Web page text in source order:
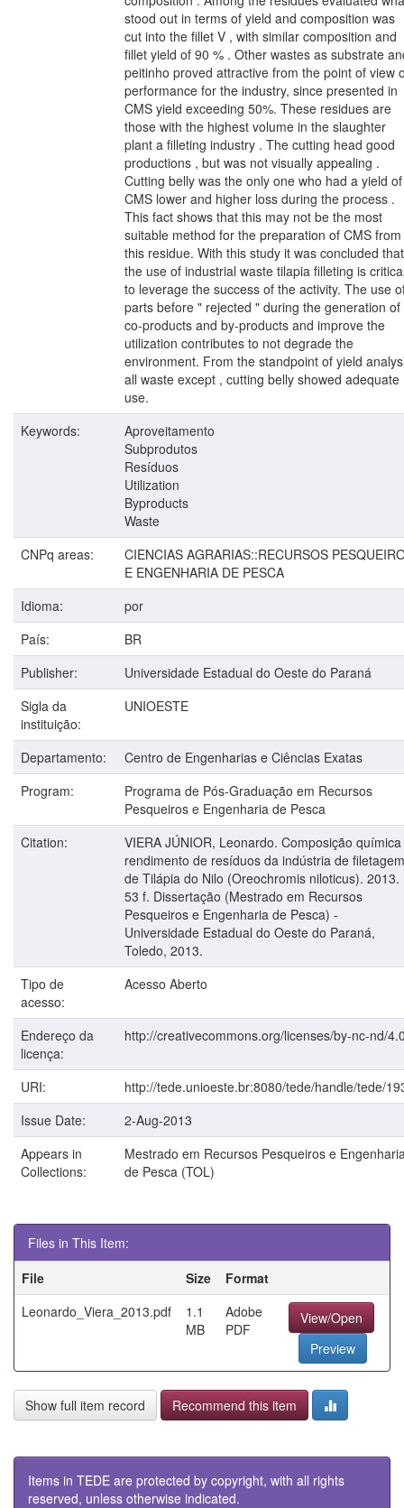
stood out in terms of yield and composition was
cut into the fillet V , with similar composition and
fillet yield of 90 % . Other wastes as substrate
peitinho proved attractive from the point of view
performance for the industry, since presented in
CMS yield exceeding 50%. These residues are
those with the highest volume in the slaughter
plant a filleting industry . The cutting head good
productions , but was not visually appealing .
Cutting belly was the only one who had a yield of
CMS lower and higher loss during the process .
This fact shows that this may not be the most
suitable method for the preparation of CMS from
this residue. With this study it was concluded that
the use of industrial waste tilapia filleting is
to leverage the success of the activity. The use
parts before " rejected " during the generation of
co-products and by-products and improve the
utilization contributes to not degrade the
environment. From the standpoint of yield
all waste except , cutting belly showed adequate
use.
Keywords:
Aproveitamento
Subprodutos
Resíduos
Utilization
Byproducts
Waste
CNPq areas:
CIENCIAS AGRARIAS::RECURSOS
E ENGENHARIA DE PESCA
Idioma:
por
País:
BR
Publisher:
Universidade Estadual do Oeste do Paraná
Sigla da
instituição:
UNIOESTE
Departamento:
Centro de Engenharias e Ciências Exatas
Program:
Programa de Pós-Graduação em Recursos
Pesqueiros e Engenharia de Pesca
Citation:
VIERA JÚNIOR, Leonardo. Composição
rendimento de resíduos da indústria de filetagem
de Tilápia do Nilo (Oreochromis niloticus). 2013.
53 f. Dissertação (Mestrado em Recursos
Pesqueiros e Engenharia de Pesca) -
Universidade Estadual do Oeste do Paraná,
Toledo, 2013.
Tipo de
acesso:
Acesso Aberto
Endereço da
licença:
http://creativecommons.org/licenses/by-nc-nd/
URI:
http://tede.unioeste.br:8080/tede/handle/tede/
Issue Date:
2-Aug-2013
Appears in
Collections:
Mestrado em Recursos Pesqueiros e
de Pesca (TOL)
Files in This Item:
File
Size
Format
Leonardo_Viera_2013.pdf
1.1
MB
Adobe
PDF
View/Open
Preview
Show full item record Recommend this item
Items in TEDE are protected by copyright, with all rights
reserved, unless otherwise indicated.